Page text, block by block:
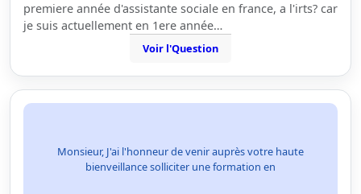
premiere année d'assistante sociale en france, a l'irts? car
je suis actuellement en 1ere année…
Voir l'Question
Monsieur, J'ai l'honneur de venir auprès votre haute
bienveillance solliciter une formation en